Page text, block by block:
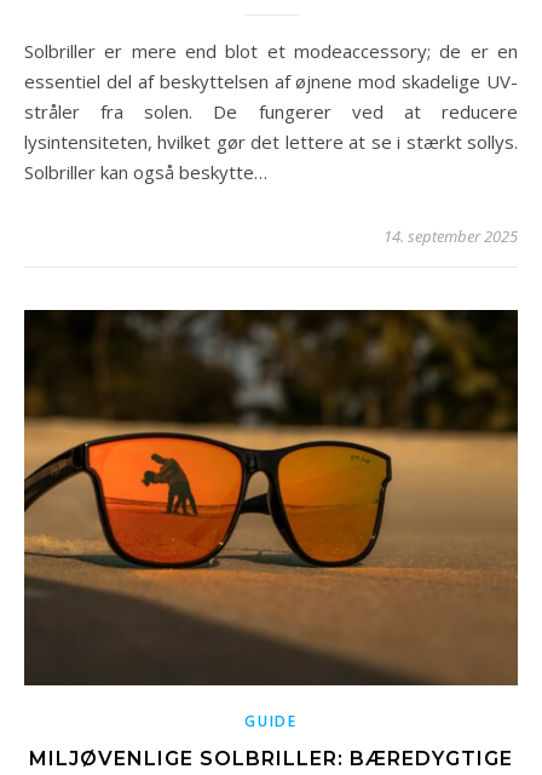
Solbriller er mere end blot et modeaccessory; de er en
essentiel del af beskyttelsen af øjnene mod skadelige UV-
stråler fra solen. De fungerer ved at reducere
lysintensiteten, hvilket gør det lettere at se i stærkt sollys.
Solbriller kan også beskytte…
14. september 2025
GUIDE
MILJØVENLIGE SOLBRILLER: BÆREDYGTIGE